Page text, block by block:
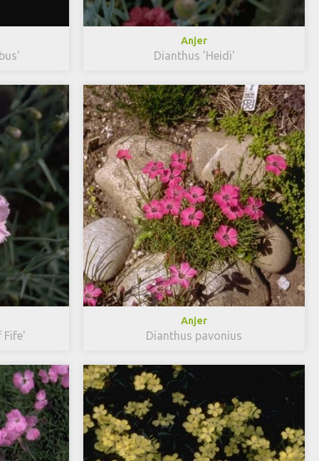
Anjer
Dianthus 'Heidi'
Fife'
Anjer
Dianthus pavonius